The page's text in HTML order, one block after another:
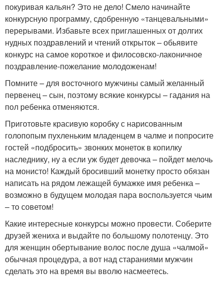
покуривая кальян? Это не дело! Смело начинайте
конкурсную программу, сдобренную «танцевальными»
перерывами. Избавьте всех приглашенных от долгих
нудных поздравлений и чтений открыток – обьявите
конкурс на самое короткое и филосовско-лаконичное
поздравление-пожелание молодоженам!
Помните – для восточного мужчины самый желанный
первенец – сын, поэтому всякие конкурсы – гадания на
пол ребенка отменяются.
Приготовьте красивую коробку с нарисованным
голопопым пухленьким младенцем в чалме и попросите
гостей «подбросить» звонких монеток в копилку
наследнику, ну а если уж будет девочка – пойдет мелочь
на монисто! Каждый бросивший монетку просто обязан
написать на рядом лежащей бумажке имя ребенка –
возможно в будущем молодая пара воспользуется чьим
– то советом!
Какие интересные конкурсы можно провести. Соберите
друзей жениха и выдайте по большому полотенцу. Это
для женщин обертывание волос после душа «чалмой»
обычная процедура, а вот над стараниями мужчин
сделать это на время вы вволю насмеетесь.